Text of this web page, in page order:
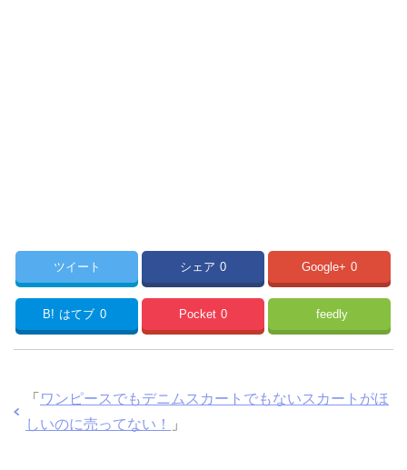
ツイート シェア 0 Google+ 0
B! はてブ 0 Pocket 0 feedly
「 ワンピースでもデニムスカートでもないスカートがほ
しいのに売ってない！
」